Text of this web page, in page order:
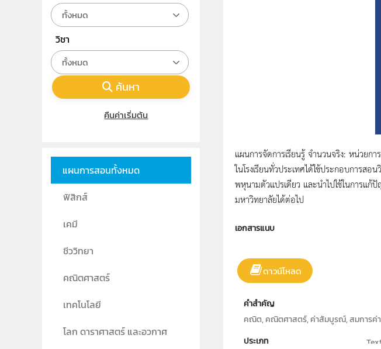
แผนการจัดการเรียนรู้ จำนวนจริง: หน่วย
ในโรงเรียนทั่วประเทศได้ใช้ประกอบการส
พหุนามตัวแปรเดียว และนำไปใช้ในการแ
มหาวิทยาลัยได้ต่อไป
เอกสารแนบ
ดาวน์โหลด
คำสำคัญ
คณิต, คณิตศาสตร์, ค่าสัมบูรณ์, สมการค่า
ประเภท
ทั้งหมด
วิชา
ทั้งหมด
ค้นหา
คืนค่าเริ่มต้น
แผนการสอนทั้งหมด
ฟิสิกส์
เคมี
ชีววิทยา
คณิตศาสตร์
เทคโนโลยี
โลก ดาราศาสตร์ และอวกาศ